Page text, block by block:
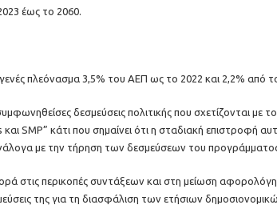
έως το 2060.
πλεόνασμα 3,5% του ΑΕΠ ως το 2022 και 2,2% από
δεσμεύσεις πολιτικής που σχετίζονται
SMP” κάτι που σημαίνει ότι η σταδιακή επιστροφή
με την τήρηση των δεσμεύσεων του
στις περικοπές συντάξεων και στη μείωση
της για τη διασφάλιση των ετήσιων